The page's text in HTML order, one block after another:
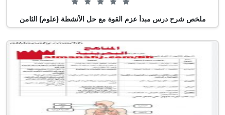
0 من 5 (0 تصويت)
ملخص شرح درس مبدأ عزم القوة مع حل الأنشطة (علوم) الثامن